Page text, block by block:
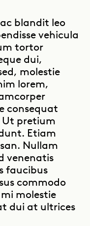
blandit leo
vehicula
tortor
dui,
molestie
lorem,
consequat
pretium
Etiam
Nullam
venenatis
faucibus
commodo
molestie
dui at ultrices